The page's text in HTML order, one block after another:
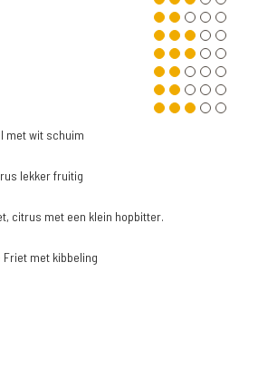
met wit schuim
lekker fruitig
citrus met een klein hopbitter.
Friet met kibbeling